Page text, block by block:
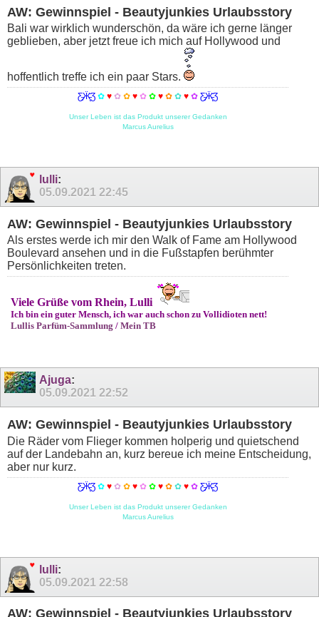
AW: Gewinnspiel - Beautyjunkies Urlaubsstory
Bali war wirklich wunderschön, da wäre ich gerne länger
geblieben, aber jetzt freue ich mich auf Hollywood und
hoffentlich treffe ich ein paar Stars.
Ƹ̵̡Ӝ̵̨̄Ʒ ✿♥✿ ✿ ♥✿✿♥✿✿♥✿Ƹ̵̡Ӝ̵̨̄Ʒ
Unser Leben ist das Produkt unserer Gedanken
Marcus Aurelius
lulli:
05.09.2021 22:45
AW: Gewinnspiel - Beautyjunkies Urlaubsstory
Als erstes werde ich mir den Walk of Fame am Hollywood
Boulevard ansehen und in die Fußstapfen berühmter
Persönlichkeiten treten.
Viele Grüße vom Rhein, Lulli
Ich bin ein guter Mensch, ich war auch schon zu Vollidioten nett!
Lullis Parfüm-Sammlung / Mein TB
Ajuga:
05.09.2021 22:52
AW: Gewinnspiel - Beautyjunkies Urlaubsstory
Die Räder vom Flieger kommen holperig und quietschend
auf der Landebahn an, kurz bereue ich meine Entscheidung,
aber nur kurz.
Ƹ̵̡Ӝ̵̨̄Ʒ ✿♥✿ ✿ ♥✿✿♥✿✿♥✿Ƹ̵̡Ӝ̵̨̄Ʒ
Unser Leben ist das Produkt unserer Gedanken
Marcus Aurelius
lulli:
05.09.2021 22:58
AW: Gewinnspiel - Beautyjunkies Urlaubsstory